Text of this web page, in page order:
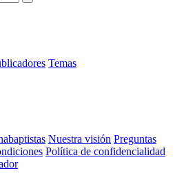
Temas
Nuestra visión Preguntas
Política de confidencialidad